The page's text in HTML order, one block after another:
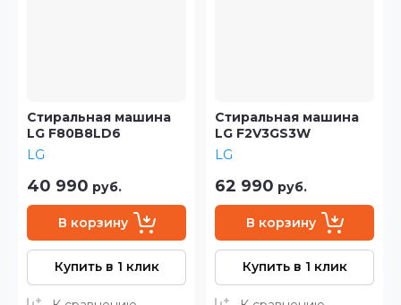
Стиральная машина
LG F80B8LD6
LG
40 990 руб.
В корзину
Купить в 1 клик
Стиральная машина
LG F2V3GS3W
LG
62 990 руб.
В корзину
Купить в 1 клик